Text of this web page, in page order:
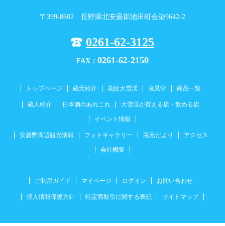
〒399-8602 長野県北安曇郡池田町会染9642-2
0261-62-3125
FAX： 0261-62-2150
トップページ 蔵元紹介 花紋大雪渓 蔵見学 商品一覧
蔵人紹介 日本酒のあれこれ 大雪渓が買える店・飲める店
イベント情報
安曇野周辺観光情報 フォトギャラリー 蔵元だより アクセス
会社概要
ご利用ガイド マイページ ログイン お問い合わせ
個人情報保護方針 特定商取引に関する表記 サイトマップ